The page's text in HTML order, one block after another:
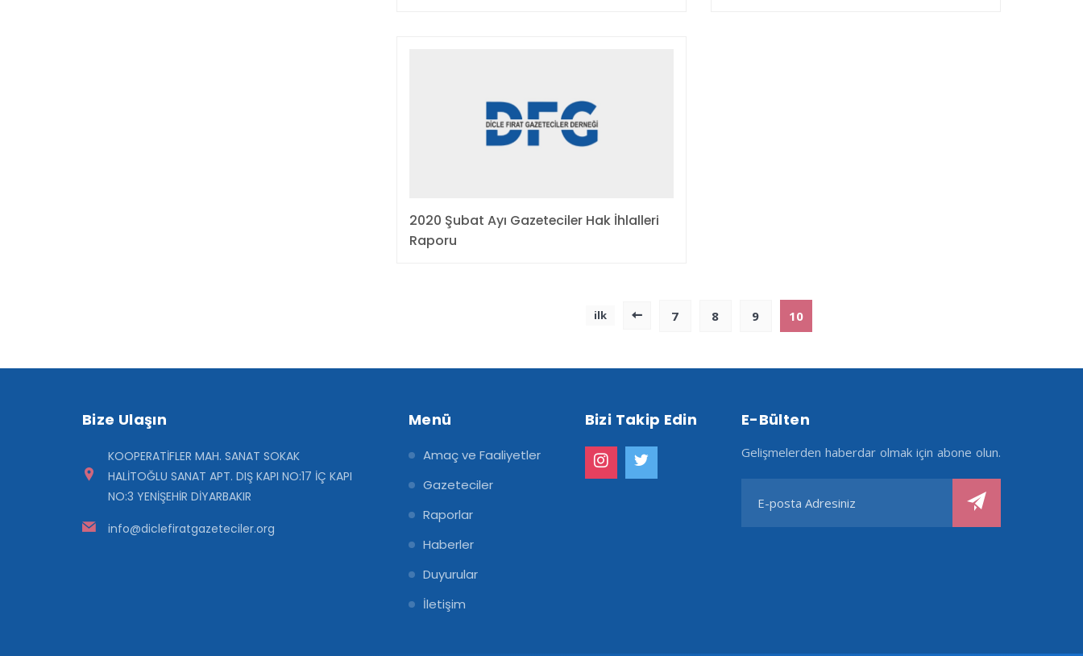
2020 Şubat Ayı Gazeteciler Hak İhlalleri
Raporu
ilk 7 8 9 10
Bize Ulaşın
KOOPERATİFLER MAH. SANAT SOKAK
HALİTOĞLU SANAT APT. DIŞ KAPI NO:17 İÇ KAPI
NO:3 YENİŞEHİR DİYARBAKIR
info@diclefiratgazeteciler.org
Menü
Amaç ve Faaliyetler
Gazeteciler
Raporlar
Haberler
Duyurular
İletişim
Bizi Takip Edin E-Bülten
Gelişmelerden haberdar olmak için abone olun.